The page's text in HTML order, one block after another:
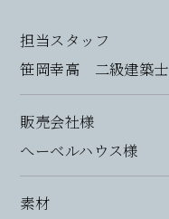
担当スタッフ
笹岡幸高 二級建築士
販売会社様
へーベルハウス様
素材